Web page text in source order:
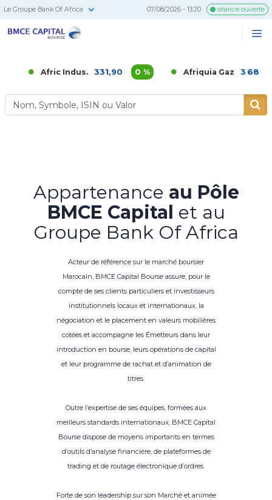
Le Groupe Bank Of Africa 07/08/2026 - 13:20 séance ouverte
Afric Indus. 331,90 0 % Afriquia Gaz 3 686,00 0 %
Appartenance au Pôle
BMCE Capital et au
Groupe Bank Of Africa
Acteur de référence sur le marché boursier
Marocain, BMCE Capital Bourse assure, pour le
compte de ses clients particuliers et investisseurs
institutionnels locaux et internationaux, la
négociation et le placement en valeurs mobilières
cotées et accompagne les Émetteurs dans leur
introduction en bourse, leurs opérations de capital
et leur programme de rachat et d’animation de
titres.
Outre l’expertise de ses équipes, formées aux
meilleurs standards internationaux, BMCE Capital
Bourse dispose de moyens importants en termes
d’outils d’analyse financière, de plateformes de
trading et de routage électronique d’ordres.
Forte de son leadership sur son Marché et animée